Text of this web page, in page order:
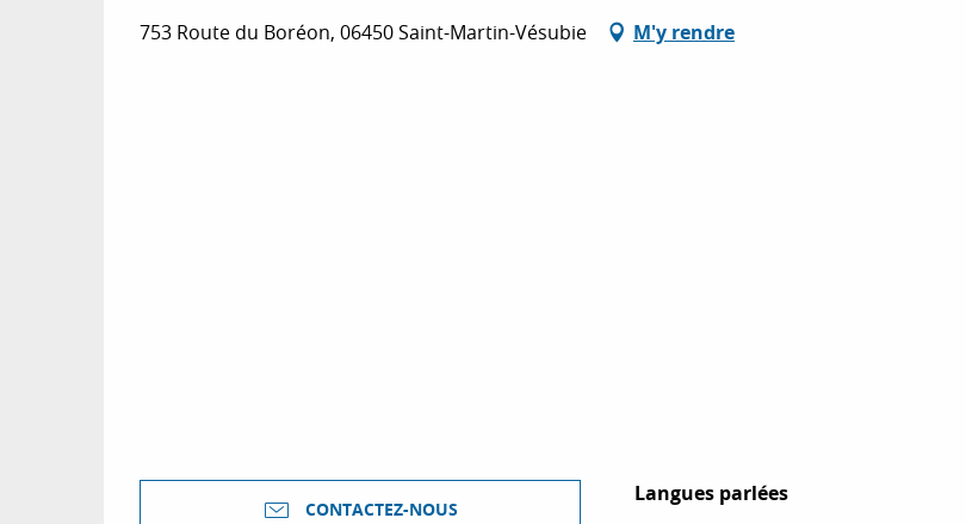
753 Route du Boréon, 06450 Saint-Martin-Vésubie M'y rendre
CONTACTEZ-NOUS
Langues parlées
Langues parlées